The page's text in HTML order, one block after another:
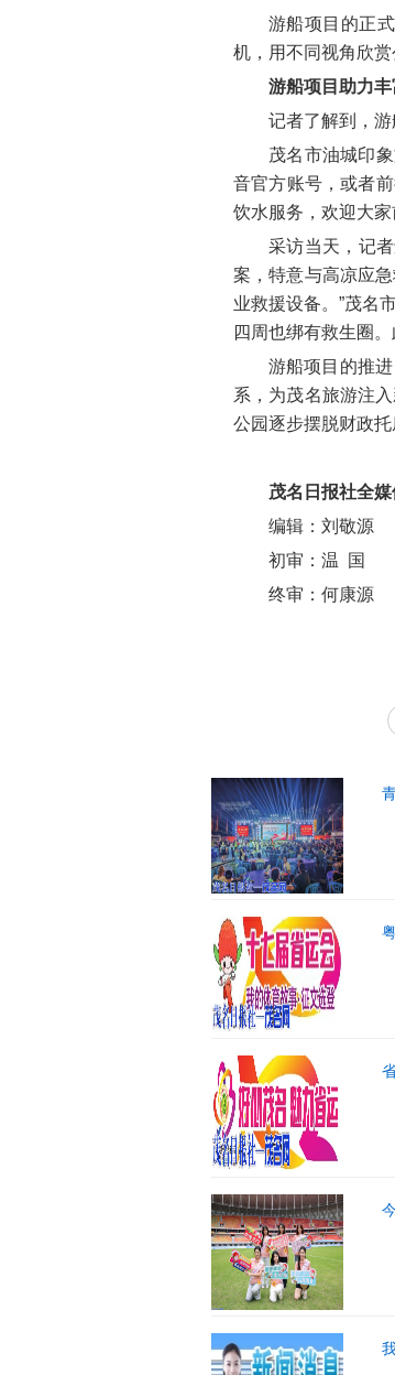
游船项目的正
机，用不同视角欣赏
游船项目助力
记者了解到，
茂名市油城印
音官方账号，或者
饮水服务，欢迎大家
采访当天，记
案，特意与高凉应
业救援设备。”茂名
四周也绑有救生圈
游船项目的推
系，为茂名旅游注
公园逐步摆脱财政
茂名日报社全
编辑：刘敬源
初审：温 国
终审：何康源